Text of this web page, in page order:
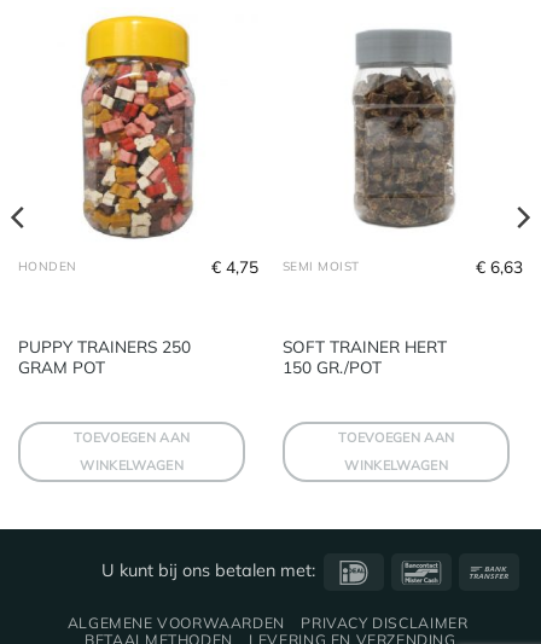
HONDEN
PUPPY TRAINERS 250
GRAM POT
€ 4,75
TOEVOEGEN AAN
WINKELWAGEN
SEMI MOIST
SOFT TRAINER HERT
150 GR./POT
€ 6,63
TOEVOEGEN AAN
WINKELWAGEN
U kunt bij ons betalen met: IDeal Bancontact
ALGEMENE VOORWAARDEN
PRIVACY DISCLAIMER
BETAALMETHODEN
LEVERING EN VERZENDING